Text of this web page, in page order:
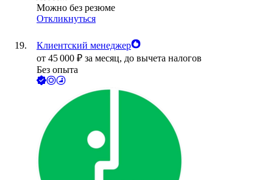
Можно без резюме
Откликнуться
Клиентский менеджер
от 45 000 ₽ за месяц, до вычета налогов
Без опыта